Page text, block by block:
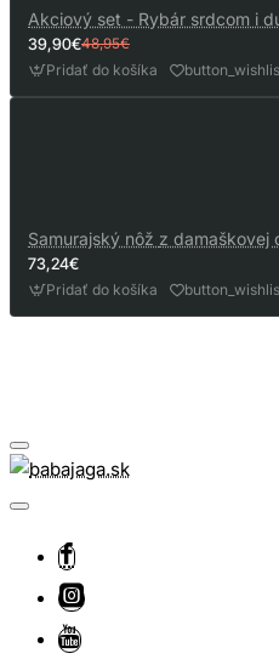
Akciový set - Rybár srdcom i
39,90€48,95€
Pridať do košíka
Samurajský nôž z
73,24€
Pridať do košíka